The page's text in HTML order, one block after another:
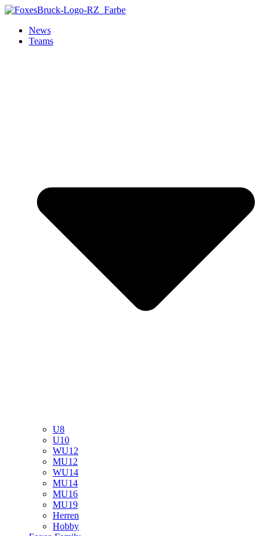
Zum
springenNews
Teams
U8
U10
WU12
MU12
WU14
MU14
MU16
MU19
Herren
Hobby